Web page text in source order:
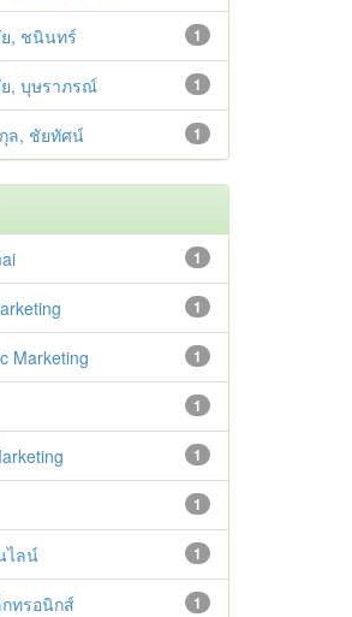
1
, ชนินทร์
1
, บุษราภรณ์
1
ล, ชัยทัศน์
1
1
1
Marketing
1
1
1
1
ไลน์
1
ทรอนิกส์